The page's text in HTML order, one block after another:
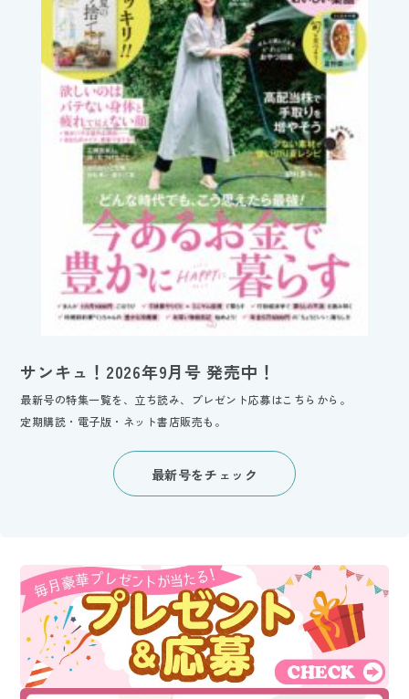
サンキュ！2026年9月号 発売中！
最新号の特集一覧を、立ち読み、プレゼント応募はこちらから。
定期購読・電子版・ネット書店販売も。
最新号をチェック